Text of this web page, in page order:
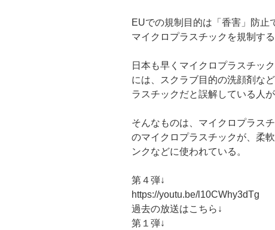
EUでの規制目的は「香害」防止
マイクロプラスチックを規制する
日本も早くマイクロプラスチッ
には、スクラブ目的の洗顔剤な
ラスチックだと誤解している人が
そんなものは、マイクロプラス
のマイクロプラスチックが、柔
ンクなどに使われている。
第４弾↓
https://youtu.be/l10CWhy3dTg
過去の放送はこちら↓
第１弾↓